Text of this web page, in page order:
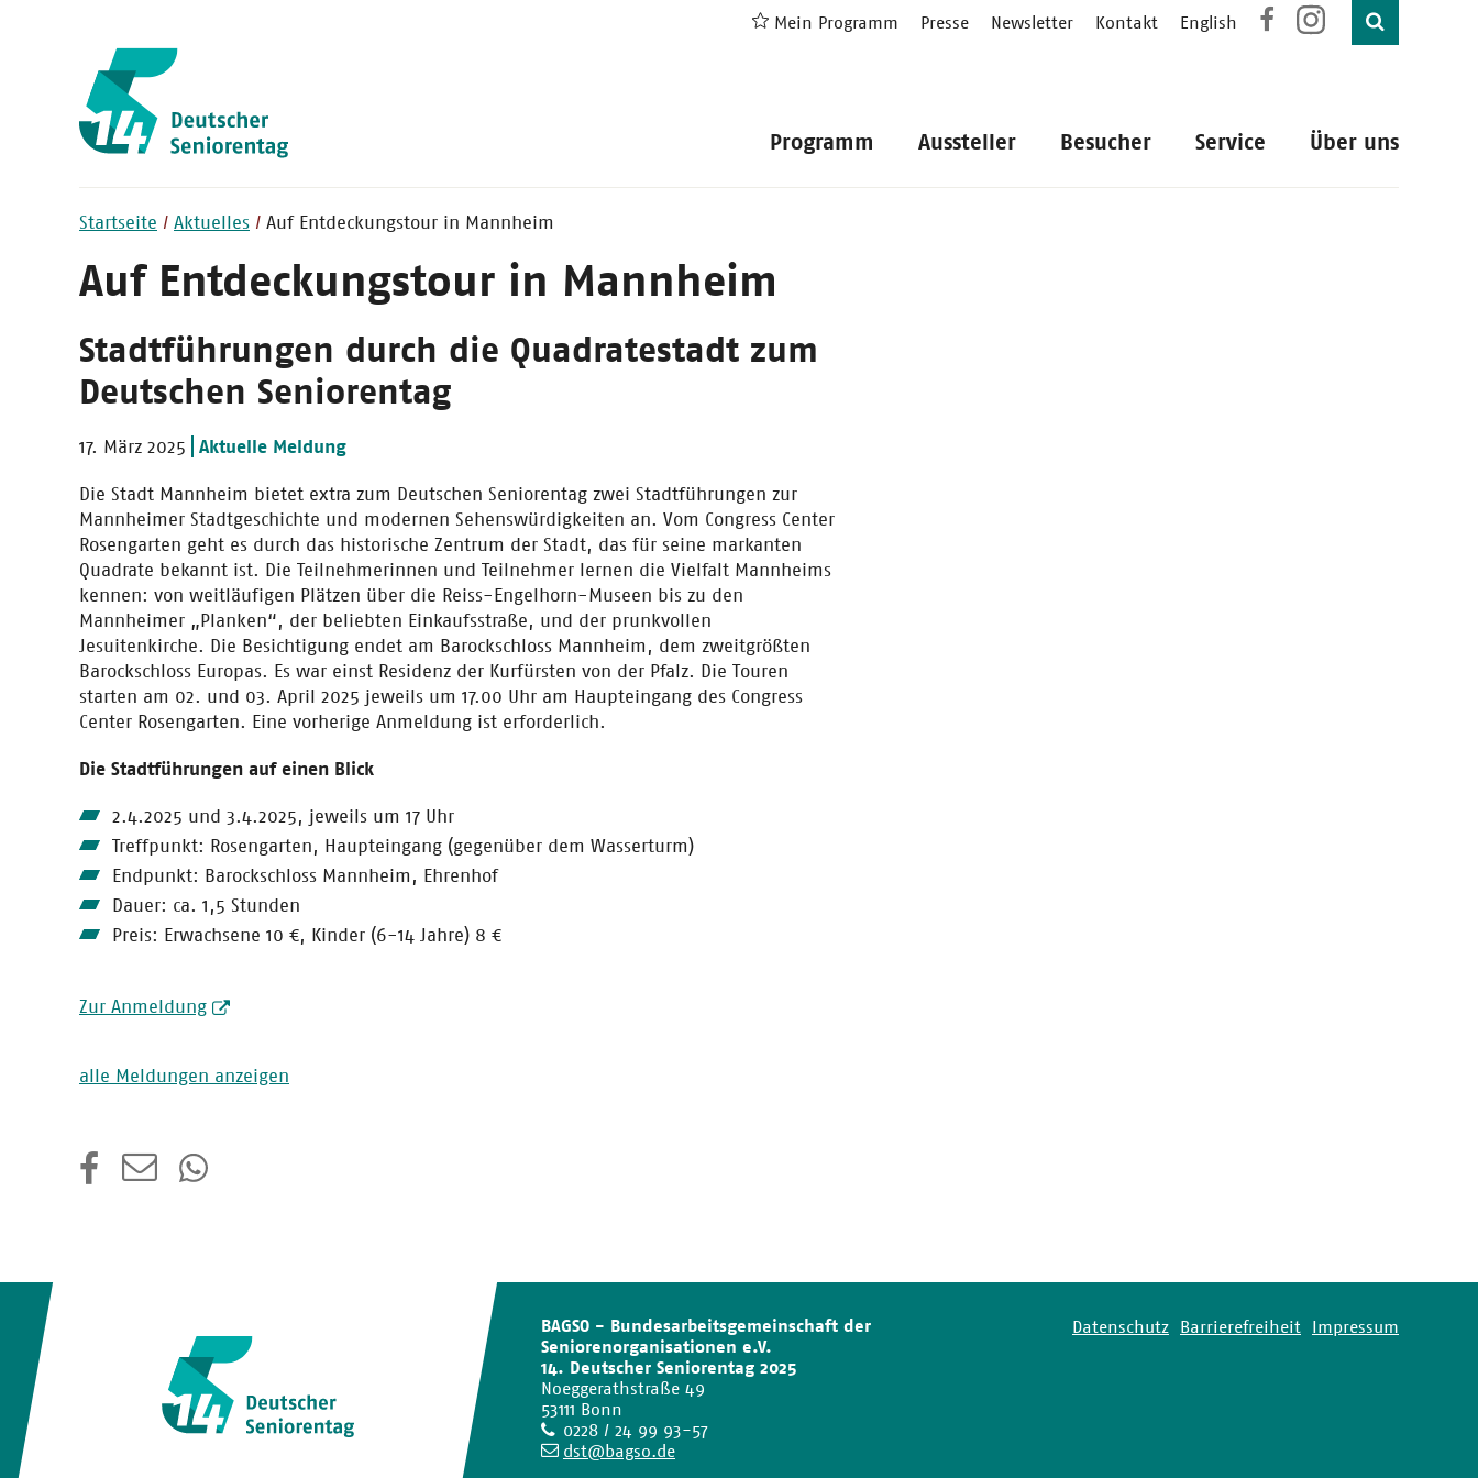
Mein Programm Presse Newsletter Kontakt English
Programm Aussteller Besucher Service Über uns
Startseite Aktuelles Auf Entdeckungstour in Mannheim
Auf Entdeckungstour in Mannheim
Stadtführungen durch die Quadratestadt zum
Deutschen Seniorentag
17. März 2025 Aktuelle Meldung
Die Stadt Mannheim bietet extra zum Deutschen Seniorentag zwei Stadtführungen zur
Mannheimer Stadtgeschichte und modernen Sehenswürdigkeiten an. Vom Congress Center
Rosengarten geht es durch das historische Zentrum der Stadt, das für seine markanten
Quadrate bekannt ist. Die Teilnehmerinnen und Teilnehmer lernen die Vielfalt Mannheims
kennen: von weitläufigen Plätzen über die Reiss-Engelhorn-Museen bis zu den
Mannheimer „Planken“, der beliebten Einkaufsstraße, und der prunkvollen
Jesuitenkirche. Die Besichtigung endet am Barockschloss Mannheim, dem zweitgrößten
Barockschloss Europas. Es war einst Residenz der Kurfürsten von der Pfalz. Die Touren
starten am 02. und 03. April 2025 jeweils um 17.00 Uhr am Haupteingang des Congress
Center Rosengarten. Eine vorherige Anmeldung ist erforderlich.
Die Stadtführungen auf einen Blick
2.4.2025 und 3.4.2025, jeweils um 17 Uhr
Treffpunkt: Rosengarten, Haupteingang (gegenüber dem Wasserturm)
Endpunkt: Barockschloss Mannheim, Ehrenhof
Dauer: ca. 1,5 Stunden
Preis: Erwachsene 10 €, Kinder (6-14 Jahre) 8 €
Zur Anmeldung
alle Meldungen anzeigen
BAGSO - Bundesarbeitsgemeinschaft der
Seniorenorganisationen e.V.
14. Deutscher Seniorentag 2025
Noeggerathstraße 49
53111 Bonn
Telefon
0228 / 24 99 93-57
E- dst@bagso.de
Datenschutz Barrierefreiheit Impressum